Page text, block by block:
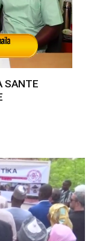
SANTE